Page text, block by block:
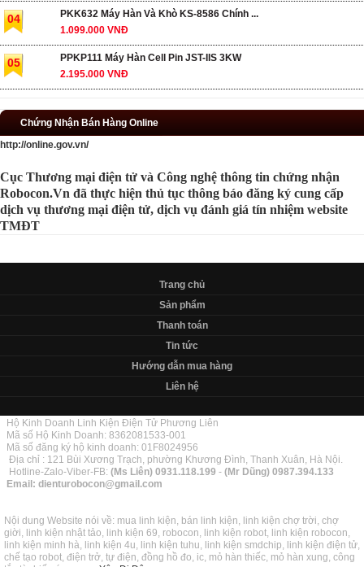
04
PKK632 Máy Hàn Và Khò KS-8586 Chính ...
1.099.000 VNĐ
05
PPKP111 Máy Hàn Cell Pin JST-IIS 3KW
2.195.000 VNĐ
Chứng Nhận Bán Hàng Online
http://online.gov.vn/
Cục Thương mại điện tử và Công nghệ thông tin chứng nhận
Robocon.Vn đã thực hiện thủ tục thông báo đăng ký cung cấp
dịch vụ thương mại điện tử, dịch vụ đánh giá tín nhiệm website
TMĐT
Trang chủ
Sản phẩm
Thanh toán
Tin tức
Hướng dẫn mua hàng
Liên hệ
Hộ Kinh Doanh Linh Kiện Điện Tử Phương Liên
Mã số Hộ Kinh Doanh: 8362081533-001
Mã số đăng ký hộ kinh doanh: 01F8024956
Địa chỉ : 121 Bùi Xương Trạch, phường Khương Đình, Thanh Xuân, Hà Nội.
Hotline-Zalo-Viber-FB: (Ms Liên) 0931.118.199 - (Mr Dũng) 0987.394.133
Email: dienturobocon@gmail.com
Nội dung Website nói về: mua linh kiện, bán linh kiện, linh kiện chợ trời, chợ
giời, linh kiện nhật tảo, linh kiện 69, robocon, linh kiện robot, linh kiện robocon,
linh kiện minh hà, linh kiện 4u, linh kiện tuhu, linh kiện smdchip, linh kiện điện tử,
chế tạo robot, điện trở, tự điện, đồng hồ đo, ic, mỏ hàn thiếc, mỏ hàn xung, công